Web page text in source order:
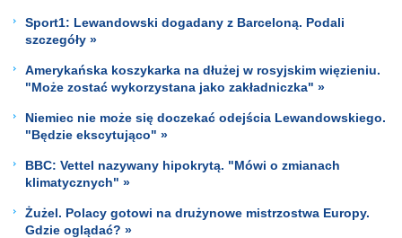
Sport1: Lewandowski dogadany z Barceloną. Podali
szczegóły »
Amerykańska koszykarka na dłużej w rosyjskim więzieniu.
"Może zostać wykorzystana jako zakładniczka" »
Niemiec nie może się doczekać odejścia Lewandowskiego.
"Będzie ekscytująco" »
BBC: Vettel nazywany hipokrytą. "Mówi o zmianach
klimatycznych" »
Żużel. Polacy gotowi na drużynowe mistrzostwa Europy.
Gdzie oglądać? »